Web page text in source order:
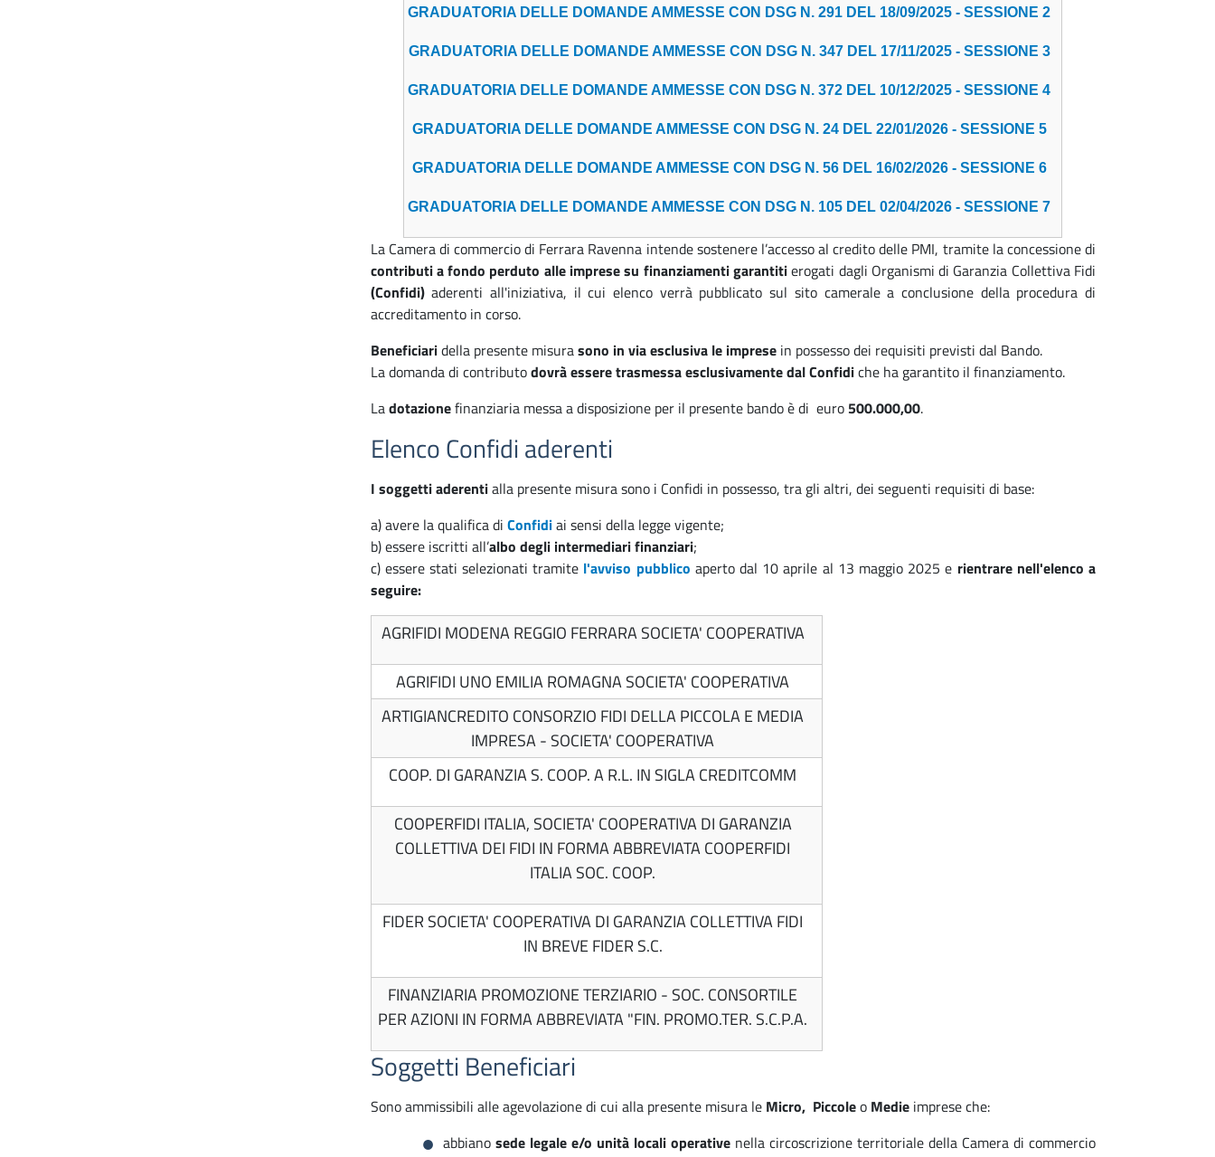
GRADUATORIA DELLE DOMANDE AMMESSE CON DSG N. 291 DEL 18/09/2025 - SESSIONE 2
GRADUATORIA DELLE DOMANDE AMMESSE CON DSG N. 347 DEL 17/11/2025 - SESSIONE 3
GRADUATORIA DELLE DOMANDE AMMESSE CON DSG N. 372 DEL 10/12/2025 - SESSIONE 4
GRADUATORIA DELLE DOMANDE AMMESSE CON DSG N. 24 DEL 22/01/2026 - SESSIONE 5
GRADUATORIA DELLE DOMANDE AMMESSE CON DSG N. 56 DEL 16/02/2026 - SESSIONE 6
GRADUATORIA DELLE DOMANDE AMMESSE CON DSG N. 105 DEL 02/04/2026 - SESSIONE 7
La Camera di commercio di Ferrara Ravenna intende sostenere l’accesso al credito delle PMI, tramite la concessione di
contributi a fondo perduto alle imprese su finanziamenti garantitierogati dagli Organismi di Garanzia Collettiva Fidi
(Confidi)aderenti all'iniziativa, il cui elenco verrà pubblicato sul sito camerale a conclusione della procedura di
accreditamento in corso.
Beneficiaridella presente misurasono in via esclusiva le impresein possesso dei requisiti previsti dal Bando.
La domanda di contributodovrà essere trasmessa esclusivamente dal Confidiche ha garantito il finanziamento.
Ladotazionefinanziaria messa a disposizione per il presente bando è di euro 500.000,00.
Elenco Confidi aderenti
I soggetti aderentialla presente misura sono i Confidi in possesso, tra gli altri, dei seguenti requisiti di base:
a) avere la qualifica di Confidiai sensi della legge vigente;
b) essere iscritti all’albo degli intermediari finanziari;
c) essere stati selezionati tramite l'avviso pubblico aperto dal 10 aprile al 13 maggio 2025 e rientrare nell'elenco a
seguire:
AGRIFIDI MODENA REGGIO FERRARA SOCIETA' COOPERATIVA
AGRIFIDI UNO EMILIA ROMAGNA SOCIETA' COOPERATIVA
ARTIGIANCREDITO CONSORZIO FIDI DELLA PICCOLA E MEDIA
IMPRESA - SOCIETA' COOPERATIVA
COOP. DI GARANZIA S. COOP. A R.L. IN SIGLA CREDITCOMM
COOPERFIDI ITALIA, SOCIETA' COOPERATIVA DI GARANZIA
COLLETTIVA DEI FIDI IN FORMA ABBREVIATA COOPERFIDI
ITALIA SOC. COOP.
FIDER SOCIETA' COOPERATIVA DI GARANZIA COLLETTIVA FIDI
IN BREVE FIDER S.C.
FINANZIARIA PROMOZIONE TERZIARIO - SOC. CONSORTILE
PER AZIONI IN FORMA ABBREVIATA "FIN. PROMO.TER. S.C.P.A.
Soggetti Beneficiari
Sono ammissibili alle agevolazione di cui alla presente misura le Micro, Piccoleo Medie imprese che:
abbiano sede legale e/o unità locali operativenella circoscrizione territoriale della Camera di commercio